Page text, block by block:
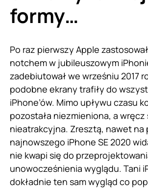
formy…
Po raz pierwszy Apple
notchem w jubileuszowym
zadebiutował we wrześniu 2017
podobne ekrany trafiły do
iPhone’ów. Mimo upływu czasu
pozostała niezmieniona, a wręcz
nieatrakcyjna. Zresztą, nawet na
najnowszego iPhone SE 2020
nie kwapi się do
unowocześnienia wyglądu. Tani
dokładnie ten sam wygląd co